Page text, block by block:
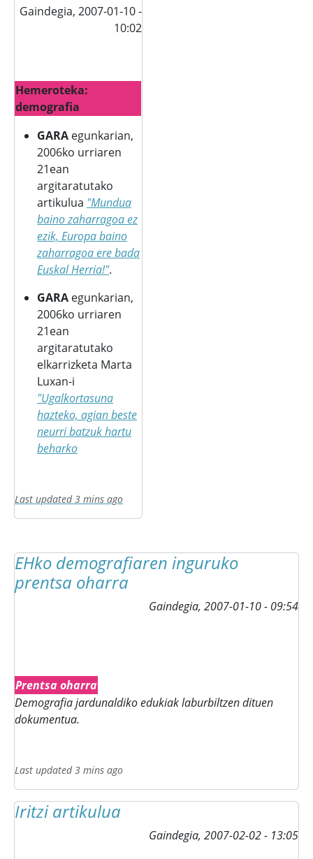
Gaindegia, 2007-01-10 -
10:02
Hemeroteka:
demografia
GARA egunkarian,
2006ko urriaren
21ean
argitaratutako
artikulua "Mundua
baino zaharragoa ez
ezik, Europa baino
zaharragoa ere bada
Euskal Herria!".
GARA egunkarian,
2006ko urriaren
21ean
argitaratutako
elkarrizketa Marta
Luxan-i
"Ugalkortasuna
hazteko, agian beste
neurri batzuk hartu
beharko
Last updated 3 mins ago
EHko demografiaren inguruko
prentsa oharra
Gaindegia, 2007-01-10 - 09:54
Prentsa oharra
Demografia jardunaldiko edukiak laburbiltzen dituen
dokumentua.
Last updated 3 mins ago
Iritzi artikulua
Gaindegia, 2007-02-02 - 13:05